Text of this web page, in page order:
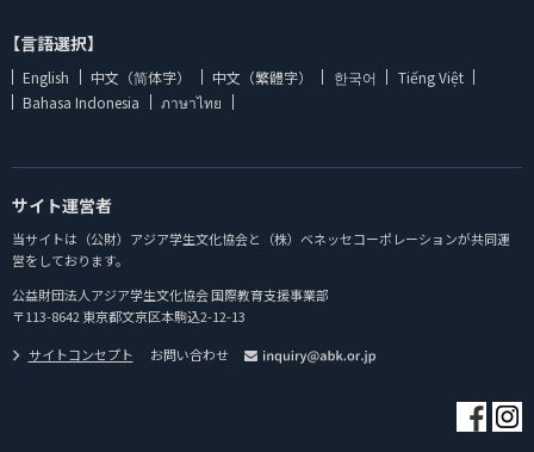
【言語選択】
English 中文（简体字） 中文（繁體字） 한국어
Tiếng Việt
Bahasa Indonesia
ภาษาไทย
サイト運営者
当サイトは（公財）アジア学生文化協会と（株）ベネッセコーポレーションが共同運
営をしております。
公益財団法人アジア学生文化協会 国際教育支援事業部
〒113-8642 東京都文京区本駒込2-12-13
サイトコンセプト
お問い合わせ